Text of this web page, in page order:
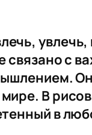
связано с
В
в